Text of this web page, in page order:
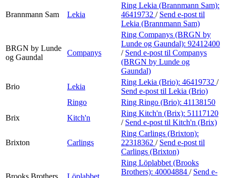
Brannmann Sam Lekia
Ring Lekia (Brannmann Sam):
46419732 / Send e-post til
Lekia (Brannmann Sam)
BRGN by Lunde
og Gaundal
Companys
Ring Companys (BRGN by
Lunde og Gaundal): 92412400
/ Send e-post til Companys
(BRGN by Lunde og
Gaundal)
Brio
Lekia
Ring Lekia (Brio): 46419732 /
Send e-post til Lekia (Brio)
Ringo
Ring Ringo (Brio): 41138150
Brix
Kitch'n
Ring Kitch'n (Brix): 51117120
/ Send e-post til Kitch'n (Brix)
Brixton Carlings
Ring Carlings (Brixton):
22318362 / Send e-post til
Carlings (Brixton)
Brooks Brothers Löplabbet
Ring Löplabbet (Brooks
Brothers): 40004884 / Send e-